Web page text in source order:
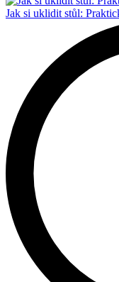
Jak si uklidit stůl: